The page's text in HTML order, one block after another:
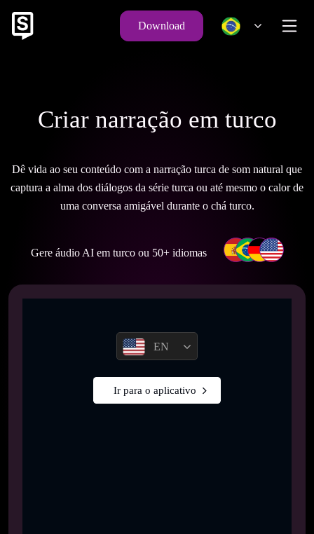
Download
Criar narração em turco
Dê vida ao seu conteúdo com a narração turca de som natural que
captura a alma dos diálogos da série turca ou até mesmo o calor de
uma conversa amigável durante o chá turco.
Gere áudio AI em turco ou 50+ idiomas
EN
Ir para o aplicativo